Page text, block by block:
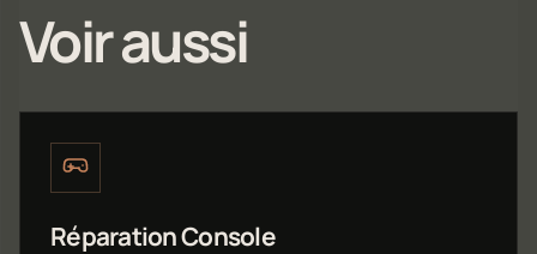
Voir aussi
Réparation Console